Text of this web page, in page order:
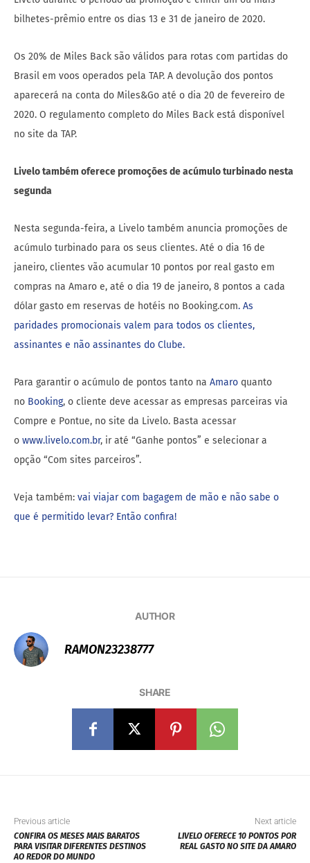
bilhetes-prêmio entre os dias 13 e 31 de janeiro de 2020.
Os 20% de Miles Back são válidos para rotas com partidas do
Brasil em voos operados pela TAP. A devolução dos pontos
aparecerá na conta do Miles&Go até o dia 20 de fevereiro de
2020. O regulamento completo do Miles Back está disponível
no site da TAP.
Livelo também oferece promoções de acúmulo turbinado nesta
segunda
Nesta segunda-feira, a Livelo também anuncia promoções de
acúmulo turbinado para os seus clientes. Até o dia 16 de
janeiro, clientes vão acumular 10 pontos por real gasto em
compras na Amaro e, até o dia 19 de janeiro, 8 pontos a cada
dólar gasto em reservas de hotéis no Booking.com. As
paridades promocionais valem para todos os clientes,
assinantes e não assinantes do Clube.
Para garantir o acúmulo de pontos tanto na Amaro quanto
no Booking, o cliente deve acessar as empresas parceiras via
Compre e Pontue, no site da Livelo. Basta acessar
o www.livelo.com.br, ir até “Ganhe pontos” e selecionar a
opção “Com sites parceiros”.
Veja também: vai viajar com bagagem de mão e não sabe o
que é permitido levar? Então confira!
AUTHOR
RAMON23238777
SHARE
Previous article
CONFIRA OS MESES MAIS BARATOS
PARA VISITAR DIFERENTES DESTINOS
AO REDOR DO MUNDO
Next article
LIVELO OFERECE 10 PONTOS POR
REAL GASTO NO SITE DA AMARO